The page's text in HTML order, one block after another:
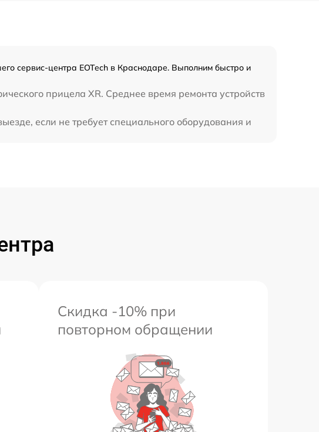
сервис-центра EOTech в Краснодаре. Выполним быстро и
прицела XR. Среднее время ремонта устройств
если не требует специального оборудования и
Скидка -10% при
повторном обращении